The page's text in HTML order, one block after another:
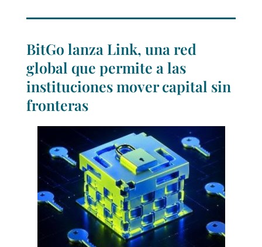
BitGo lanza Link, una red
global que permite a las
instituciones mover capital sin
fronteras